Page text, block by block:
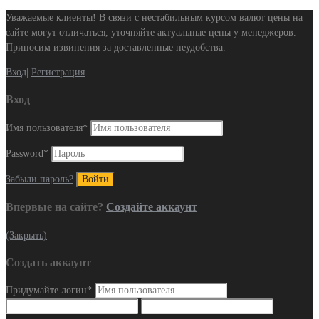
Уважаемые клиенты! В связи с нестабильным курсом валют цены на
сайте могут отличаться, уточняйте актуальные цены у менеджеров.
Приносим извинения за доставленные неудобства.
Вход Регистрация
Вход
Имя пользователя*
Password *
Забыли пароль?
Впервые на сайте? Создайте аккаунт
(Закрыть)
Создать аккаунт
Придумайте логин*